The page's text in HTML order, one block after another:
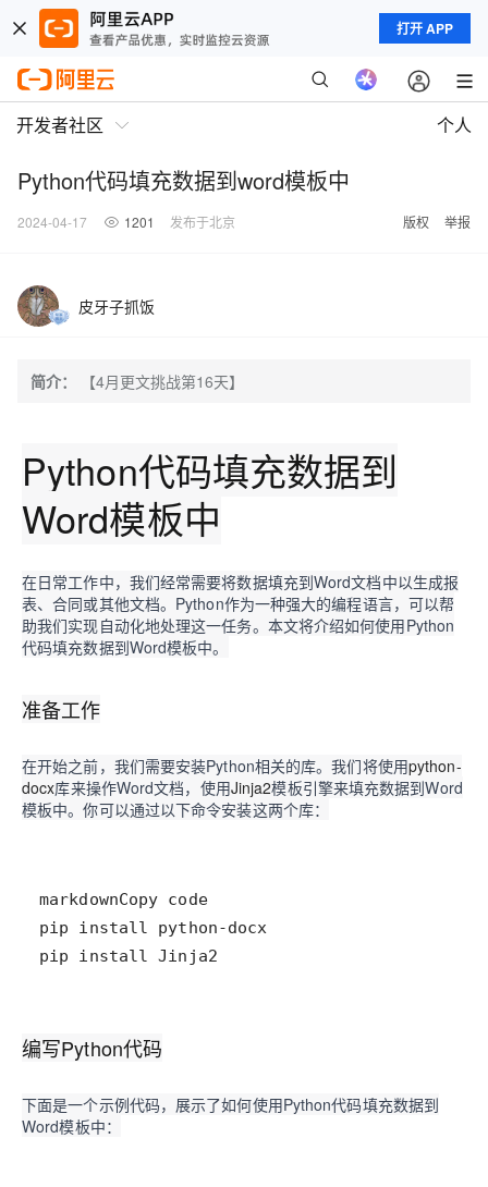
打开 APP
开发者社区 个人
Python代码填充数据到word模板中
2024-04-17 1201 发布于北京 版权 举报
皮牙子抓饭
简介： 【4月更文挑战第16天】
Python代码填充数据到
Word模板中
在日常工作中，我们经常需要将数据填充到Word文档中以生成报
表、合同或其他文档。Python作为一种强大的编程语言，可以帮
助我们实现自动化地处理这一任务。本文将介绍如何使用Python
代码填充数据到Word模板中。
准备工作
在开始之前，我们需要安装Python相关的库。我们将使用python-
docx库来操作Word文档，使用Jinja2模板引擎来填充数据到Word
模板中。你可以通过以下命令安装这两个库：
markdownCopy code
pip install Jinja2
编写Python代码
下面是一个示例代码，展示了如何使用Python代码填充数据到
Word模板中：